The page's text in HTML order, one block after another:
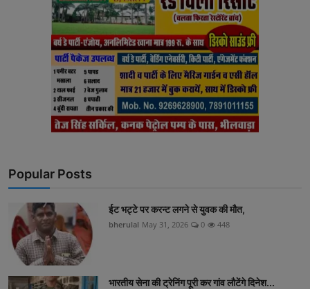
Popular Posts
ईट भट्टे पर करन्ट लगने से युवक की मौत,
bherulal May 31, 2026 0 448
भारतीय सेना की ट्रेनिंग पूरी कर गांव लौटेंगे दिनेश...